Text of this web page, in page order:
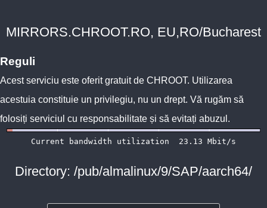
MIRRORS.CHROOT.RO, EU,RO/Bucharest
Reguli
Acest serviciu este oferit gratuit de CHROOT. Utilizarea
acestuia constituie un privilegiu, nu un drept. Vă rugăm să
folosiți serviciul cu responsabilitate și să evitați abuzul.
Directory: /pub/almalinux/9/SAP/aarch64/